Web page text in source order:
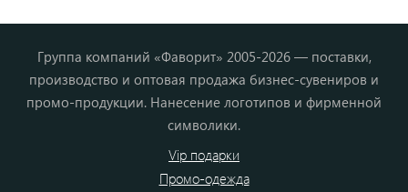
Группа компаний «Фаворит» 2005-2026 — поставки,
производство и оптовая продажа бизнес-сувениров и
промо-продукции. Нанесение логотипов и фирменной
символики.
Vip подарки
Промо-одежда